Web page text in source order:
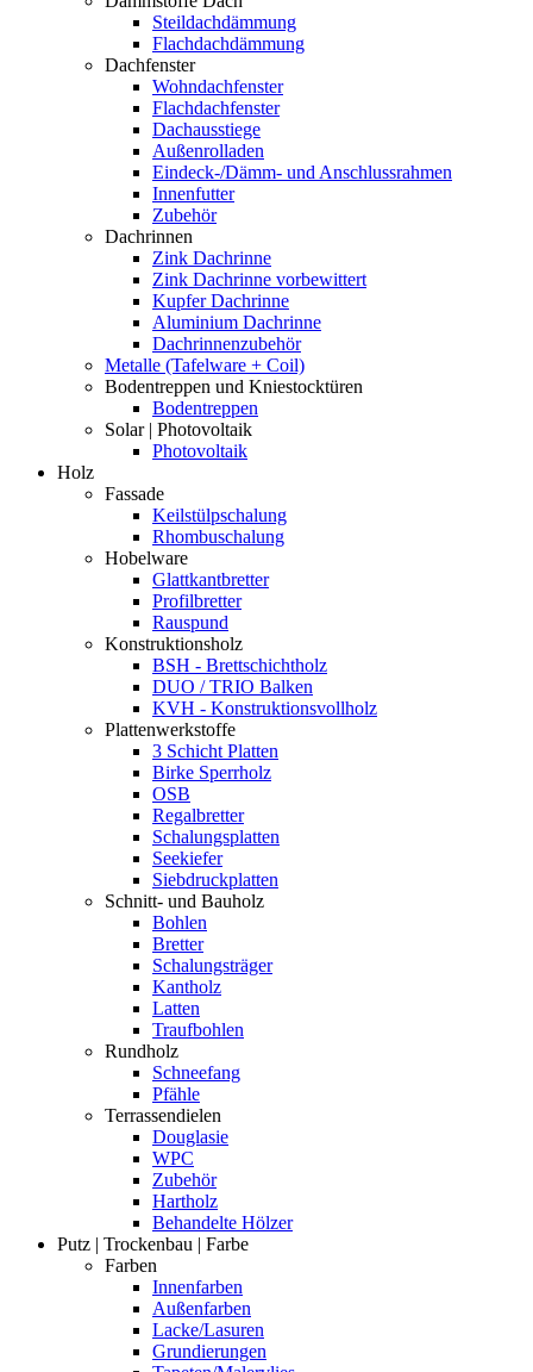
Steildachdämmung
Flachdachdämmung
Dachfenster
Wohndachfenster
Flachdachfenster
Dachausstiege
Außenrolladen
Eindeck-/Dämm- und Anschlussrahmen
Innenfutter
Zubehör
Dachrinnen
Zink Dachrinne
Zink Dachrinne vorbewittert
Kupfer Dachrinne
Aluminium Dachrinne
Dachrinnenzubehör
Metalle (Tafelware + Coil)
Bodentreppen und Kniestocktüren
Bodentreppen
Solar | Photovoltaik
Photovoltaik
Holz
Fassade
Keilstülpschalung
Rhombuschalung
Hobelware
Glattkantbretter
Profilbretter
Rauspund
Konstruktionsholz
BSH - Brettschichtholz
DUO / TRIO Balken
KVH - Konstruktionsvollholz
Plattenwerkstoffe
3 Schicht Platten
Birke Sperrholz
OSB
Regalbretter
Schalungsplatten
Seekiefer
Siebdruckplatten
Schnitt- und Bauholz
Bohlen
Bretter
Schalungsträger
Kantholz
Latten
Traufbohlen
Rundholz
Schneefang
Pfähle
Terrassendielen
Douglasie
WPC
Zubehör
Hartholz
Behandelte Hölzer
Putz | Trockenbau | Farbe
Farben
Innenfarben
Außenfarben
Lacke/Lasuren
Grundierungen